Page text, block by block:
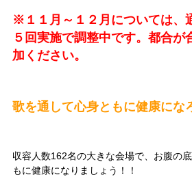
※１１月～１２月については、
５回実施で調整中です。都合が
加ください。
歌を通して心身ともに健康にな
収容人数162名の大きな会場で、 お腹の
もに健康になりましょう！！